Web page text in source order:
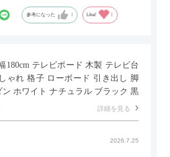
たりで、リビング全体がすっきり見えま
ポイントです。さらに、わが家はソファ
多い間取りなので、背面まできれいに仕
ンも気に入っています。どの角度から見
を損ないません。
×ジャパンディのインテリアにも自然にな
参考になった Like!
180cm テレビボード 木製 テレビ台
ゃれ 格子 ローボード 引き出し 脚
ホワイト ナチュラル ブラック 黒
詳細を見る
2026.7.25